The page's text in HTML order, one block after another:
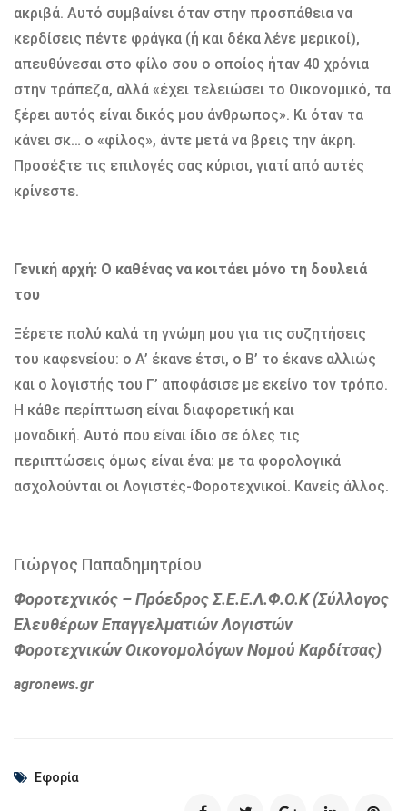
ακριβά. Αυτό συµβαίνει όταν στην προσπάθεια να
κερδίσεις πέντε φράγκα (ή και δέκα λένε µερικοί),
απευθύνεσαι στο φίλο σου ο οποίος ήταν 40 χρόνια
στην τράπεζα, αλλά «έχει τελειώσει το Οικονοµικό, τα
ξέρει αυτός είναι δικός µου άνθρωπος». Κι όταν τα
κάνει σκ… ο «φίλος», άντε µετά να βρεις την άκρη.
Προσέξτε τις επιλογές σας κύριοι, γιατί από αυτές
κρίνεστε.
Γενική αρχή: Ο καθένας να κοιτάει µόνο τη δουλειά
του
Ξέρετε πολύ καλά τη γνώµη µου για τις συζητήσεις
του καφενείου: ο Α’ έκανε έτσι, ο Β’ το έκανε αλλιώς
και ο λογιστής του Γ’ αποφάσισε µε εκείνο τον τρόπο.
Η κάθε περίπτωση είναι διαφορετική και
µοναδική. Αυτό που είναι ίδιο σε όλες τις
περιπτώσεις όµως είναι ένα: µε τα φορολογικά
ασχολούνται οι Λογιστές-Φοροτεχνικοί. Κανείς άλλος.
Γιώργος Παπαδημητρίου
Φοροτεχνικός – Πρόεδρος Σ.Ε.Ε.Λ.Φ.Ο.Κ(Σύλλογος
Ελευθέρων ΕπαγγελματιώνΛογιστών
Φοροτεχνικών ΟικονομολόγωνΝομού Καρδίτσας)
agronews.gr
Εφορία